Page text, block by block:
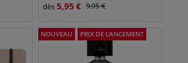
dès 5,95 € 9,95€
NOUVEAU PRIX DE LANCEMENT